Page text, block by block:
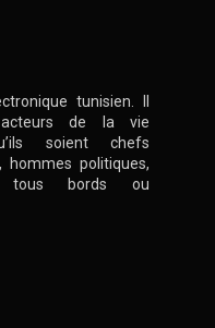
tunisien. Il
acteurs de la vie
soient chefs
hommes politiques,
tous bords ou